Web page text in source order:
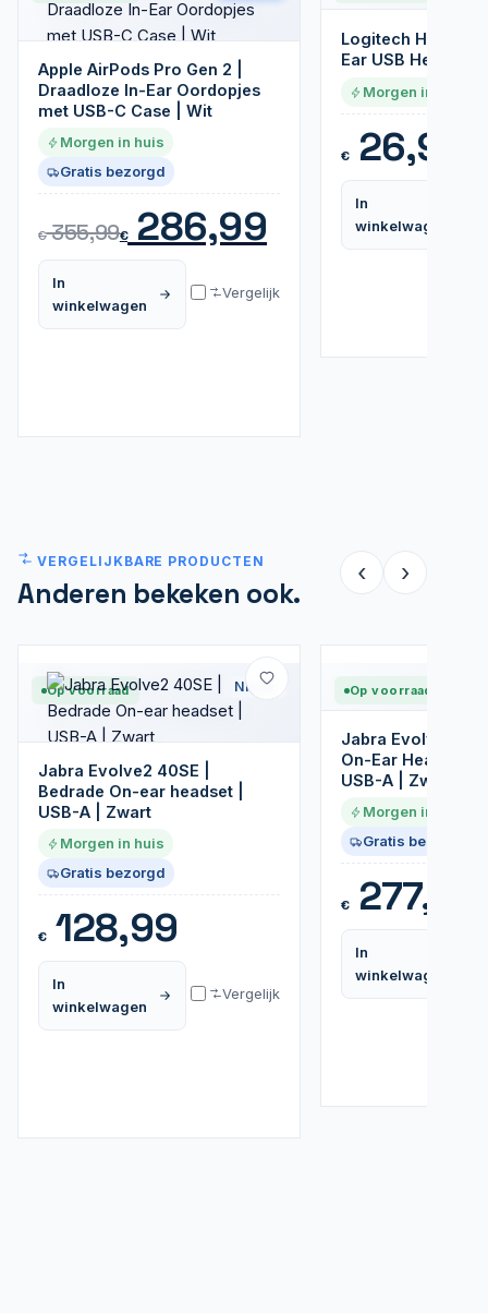
Apple AirPods Pro Gen 2 |
Draadloze In-Ear Oordopjes
met USB-C Case | Wit
Morgen in huis
Gratis bezorgd
€355,99€286,99
In
winkelwagen
Vergelijk
Logitech H340 |
Ear USB Headset
Morgen in huis
€26,95
In
winkelwagen
VERGELIJKBARE PRODUCTEN
Anderen bekeken ook.
‹ ›
Op voorraad Nieuw
Jabra Evolve2 40SE |
Bedrade On-ear headset |
USB-A | Zwart
Morgen in huis
Gratis bezorgd
€128,99
In
winkelwagen
Vergelijk
Op voorraad
Jabra Evolve2 75
On-Ear Headset |
USB-A | Zwart
Morgen in huis
Gratis bezorgd
€277,99
In
winkelwagen